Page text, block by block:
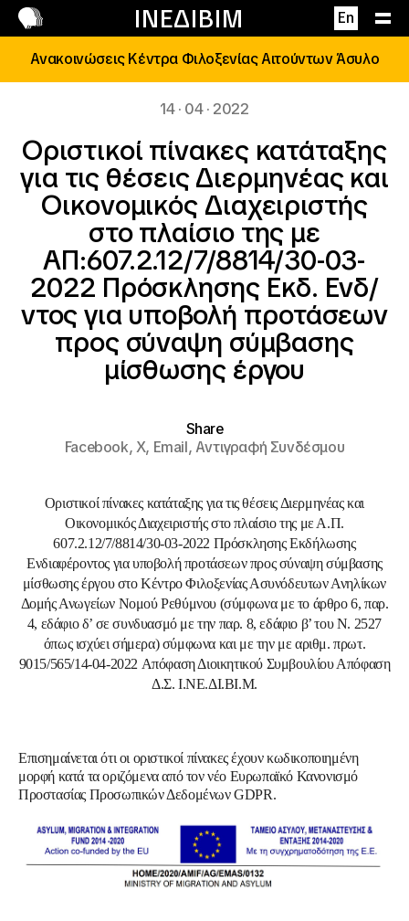
ΙΝΕΔΙΒΙΜ En
Επικοινωνία
Ανακοινώσεις Κέντρα Φιλοξενίας Αιτούντων Άσυλο
14 · 04 · 2022
Οριστικοί πίνακες κατάταξης
για τις θέσεις Διερμηνέας και
Οικονομικός Διαχειριστής
στο πλαίσιο της με
ΑΠ:607.2.12/7/8814/30-03-
2022 Πρόσκλησης Εκδ. Ενδ/
ντος για υποβολή προτάσεων
προς σύναψη σύμβασης
μίσθωσης έργου
Share
Facebook,X, Email,Αντιγραφή Συνδέσμου
Οριστικοί πίνακες κατάταξης για τις θέσεις Διερμηνέας και
Οικονομικός Διαχειριστής στο πλαίσιο της με Α.Π.
607.2.12/7/8814/30-03-2022 Πρόσκλησης Εκδήλωσης
Ενδιαφέροντος για υποβολή προτάσεων προς σύναψη σύμβασης
μίσθωσης έργου στο Κέντρο Φιλοξενίας Ασυνόδευτων Ανηλίκων
Δομής Ανωγείων Νομού Ρεθύμνου (σύμφωνα με το άρθρο 6, παρ.
4, εδάφιο δ’ σε συνδυασμό με την παρ. 8, εδάφιο β’ του Ν. 2527
όπως ισχύει σήμερα) σύμφωνα και με την με αριθμ. πρωτ.
9015/565/14-04-2022 Απόφαση Διοικητικού Συμβουλίου Απόφαση
Δ.Σ. Ι.ΝΕ.ΔΙ.ΒΙ.Μ.
Επισημαίνεται ότι οι οριστικοί πίνακες έχουν κωδικοποιημένη
μορφή κατά τα οριζόμενα από τον νέο Ευρωπαϊκό Κανονισμό
Προστασίας Προσωπικών Δεδομένων GDPR.